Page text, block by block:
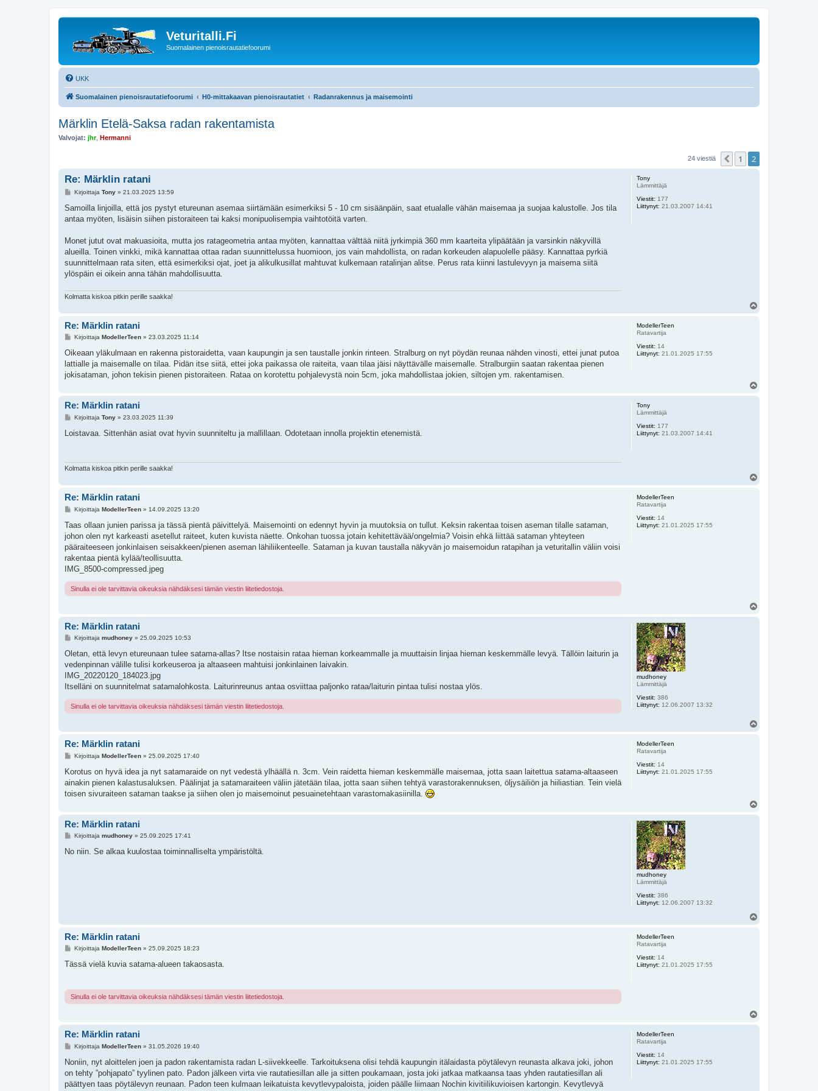
Veturitalli.Fi
Suomalainen pienoisrautatiefoorumi
UKK
Suomalainen pienoisrautatiefoorumi H0-mittakaavan pienoisrautatiet Radanrakennus ja maisemointi
Märklin Etelä-Saksa radan rakentamista
Valvojat: jhr, Hermanni
24 viestiä Edellinen
1 2
Tony
Lämmittäjä
Viestit: 177
Liittynyt: 21.03.2007 14:41
Re: Märklin ratani
V
e
t
Kirjoittaja Tony» 21.03.2025 13:59
Samoilla linjoilla, että jos pystyt etureunan asemaa siirtämään esimerkiksi 5 - 10 cm sisäänpäin, saat etualalle vähän maisemaa ja suojaa kalustolle. Jos tila
antaa myöten, lisäisin siihen pistoraiteen tai kaksi monipuolisempia vaihtotöitä varten.
Monet jutut ovat makuasioita, mutta jos ratageometria antaa myöten, kannattaa välttää niitä jyrkimpiä 360 mm kaarteita ylipäätään ja varsinkin näkyvillä
alueilla. Toinen vinkki, mikä kannattaa ottaa radan suunnittelussa huomioon, jos vain mahdollista, on radan korkeuden alapuolelle pääsy. Kannattaa pyrkiä
suunnittelmaan rata siten, että esimerkiksi ojat, joet ja alikulkusillat mahtuvat kulkemaan ratalinjan alitse. Perus rata kiinni lastulevyyn ja maisema siitä
ylöspäin ei oikein anna tähän mahdollisuutta.
Kolmatta kiskoa pitkin perille saakka!
ModellerTeen
Ratavartija
Viestit: 14
Liittynyt: 21.01.2025 17:55
Re: Märklin ratani
V
e
t
i
Kirjoittaja ModellerTeen» 23.03.2025 11:14
Oikeaan yläkulmaan en rakenna pistoraidetta, vaan kaupungin ja sen taustalle jonkin rinteen. Stralburg on nyt pöydän reunaa nähden vinosti, ettei junat putoa
lattialle ja maisemalle on tilaa. Pidän itse siitä, ettei joka paikassa ole raiteita, vaan tilaa jäisi näyttävälle maisemalle. Stralburgiin saatan rakentaa pienen
jokisataman, johon tekisin pienen pistoraiteen. Rataa on korotettu pohjalevystä noin 5cm, joka mahdollistaa jokien, siltojen ym. rakentamisen.
Tony
Lämmittäjä
Viestit: 177
Liittynyt: 21.03.2007 14:41
Re: Märklin ratani
V
e
Kirjoittaja Tony» 23.03.2025 11:39
Loistavaa. Sittenhän asiat ovat hyvin suunniteltu ja mallillaan. Odotetaan innolla projektin etenemistä.
Kolmatta kiskoa pitkin perille saakka!
ModellerTeen
Ratavartija
Viestit: 14
Liittynyt: 21.01.2025 17:55
Re: Märklin ratani
V
e
t
i
Kirjoittaja ModellerTeen» 14.09.2025 13:20
Taas ollaan junien parissa ja tässä pientä päivittelyä. Maisemointi on edennyt hyvin ja muutoksia on tullut. Keksin rakentaa toisen aseman tilalle sataman,
johon olen nyt karkeasti asetellut raiteet, kuten kuvista näette. Onkohan tuossa jotain kehitettävää/ongelmia? Voisin ehkä liittää sataman yhteyteen
pääraiteeseen jonkinlaisen seisakkeen/pienen aseman lähiliikenteelle. Sataman ja kuvan taustalla näkyvän jo maisemoidun ratapihan ja veturitallin väliin voisi
rakentaa pientä kylää/teollisuutta.
IMG_8500-compressed.jpeg
Sinulla ei ole tarvittavia oikeuksia nähdäksesi tämän viestin liitetiedostoja.
mudhoney
Lämmittäjä
Viestit: 386
Liittynyt: 12.06.2007 13:32
Re: Märklin ratani
V
e
t
i
Kirjoittaja mudhoney» 25.09.2025 10:53
Oletan, että levyn etureunaan tulee satama-allas? Itse nostaisin rataa hieman korkeammalle ja muuttaisin linjaa hieman keskemmälle levyä. Tällöin laiturin ja
vedenpinnan välille tulisi korkeuseroa ja altaaseen mahtuisi jonkinlainen laivakin.
IMG_20220120_184023.jpg
Itselläni on suunnitelmat satamalohkosta. Laiturinreunus antaa osviittaa paljonko rataa/laiturin pintaa tulisi nostaa ylös.
Sinulla ei ole tarvittavia oikeuksia nähdäksesi tämän viestin liitetiedostoja.
ModellerTeen
Ratavartija
Viestit: 14
Liittynyt: 21.01.2025 17:55
Re: Märklin ratani
V
e
t
i
Kirjoittaja ModellerTeen» 25.09.2025 17:40
Korotus on hyvä idea ja nyt satamaraide on nyt vedestä ylhäällä n. 3cm. Vein raidetta hieman keskemmälle maisemaa, jotta saan laitettua satama-altaaseen
ainakin pienen kalastusaluksen. Päälinjat ja satamaraiteen väliin jätetään tilaa, jotta saan siihen tehtyä varastorakennuksen, öljysäiliön ja hiiliastian. Tein vielä
toisen sivuraiteen sataman taakse ja siihen olen jo maisemoinut pesuainetehtaan varastomakasiinilla.
mudhoney
Lämmittäjä
Viestit: 386
Liittynyt: 12.06.2007 13:32
Re: Märklin ratani
V
e
Kirjoittaja mudhoney» 25.09.2025 17:41
No niin. Se alkaa kuulostaa toiminnalliselta ympäristöltä.
ModellerTeen
Ratavartija
Viestit: 14
Liittynyt: 21.01.2025 17:55
Re: Märklin ratani
V
e
Kirjoittaja ModellerTeen» 25.09.2025 18:23
Tässä vielä kuvia satama-alueen takaosasta.
Sinulla ei ole tarvittavia oikeuksia nähdäksesi tämän viestin liitetiedostoja.
ModellerTeen
Ratavartija
Viestit: 14
Liittynyt: 21.01.2025 17:55
Re: Märklin ratani
V
e
t
i
Kirjoittaja ModellerTeen» 31.05.2026 19:40
Noniin, nyt aloittelen joen ja padon rakentamista radan L-siivekkeelle. Tarkoituksena olisi tehdä kaupungin itälaidasta pöytälevyn reunasta alkava joki, johon
on tehty ”pohjapato” tyylinen pato. Padon jälkeen virta vie rautatiesillan alle ja sitten poukamaan, josta joki jatkaa matkaansa taas yhden rautatiesillan ali
päättyen taas pöytälevyn reunaan. Padon teen kulmaan leikatuista kevytlevypaloista, joiden päälle liimaan Nochin kivitiilikuvioisen kartongin. Kevytlevyä